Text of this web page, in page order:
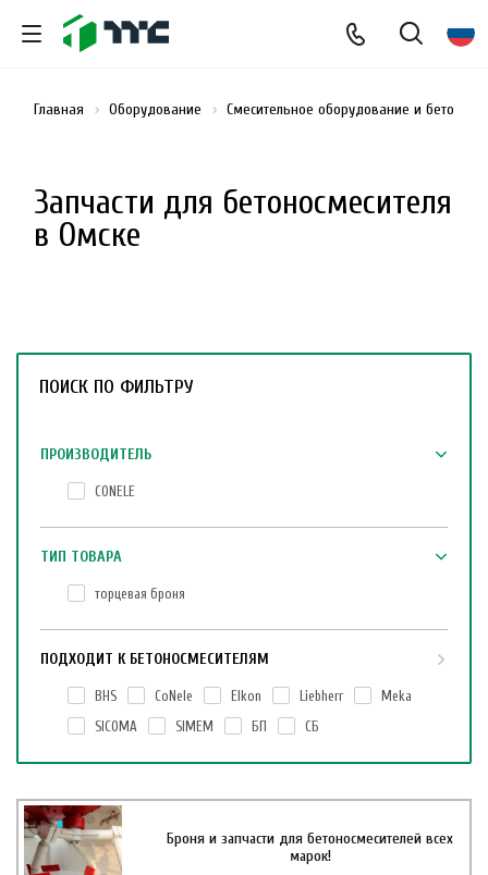
Запчасти для бетоносмесителя
в Омске
Главная Оборудование Смесительное оборудование и
Броня и запчасти для бетоносмесителей всех
марок!
ПОИСК ПО ФИЛЬТРУ
ПРОИЗВОДИТЕЛЬ
CONELE
ТИП ТОВАРА
торцевая броня
ПОДХОДИТ К БЕТОНОСМЕСИТЕЛЯМ
BHS CoNele Elkon Liebherr
Meka
SICOMA
SIMEM БП СБ